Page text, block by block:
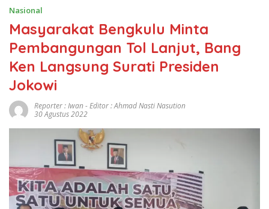
Nasional
Masyarakat Bengkulu Minta
Pembangungan Tol Lanjut, Bang
Ken Langsung Surati Presiden
Jokowi
Reporter : Iwan - Editor : Ahmad Nasti Nasution
30 Agustus 2022